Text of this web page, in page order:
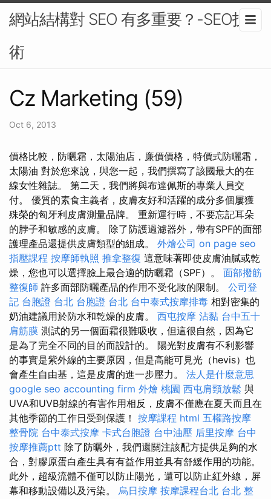
網站結構對 SEO 有多重要？-SEO技
術
Cz Marketing (59)
Oct 6, 2013
價格比較，防曬霜，太陽油店，廉價價格，特價式防曬霜，
太陽油 對於您來說，與您一起，我們撰寫了該國最大的在
線女性雜誌。 第二天，我們將與布達佩斯的專業人員交
付。 優質的素食主義者，皮膚友好和活躍的成分多個屢獲
殊榮的匈牙利皮膚測量品牌。 重新運行時，不要忘記耳朵
的脖子和敏感的皮膚。 除了防護過濾器外，帶有SPF的面部
護理產品還提供皮膚類型的組成。 外燴公司 on page seo
指壓課程 按摩師執照 推拿整復 這意味著即使皮膚油膩或乾
燥，您也可以選擇臉上最合適的防曬霜（SPF）。 面部撥筋
整復師 許多面部防曬產品的作用不受化妝的限制。 公司登
記 台胞證 台北 台胞證 台北 台中泰式按摩排毒 相對密集的
奶油建議用於防水和乾燥的皮膚。 西屯按摩 沾黏 台中五十
肩筋膜 測試的另一個面霜很難吸收，但這很自然，因為它
是為了完全不同的目的而設計的。 陽光對皮膚有不利影響
的事實是紫外線的主要原因，但是高能可見光（hevis）也
會產生自由基，這是皮膚的進一步壓力。 法人是什麼意思
google seo accounting firm 外燴 桃園 西屯肩頸放鬆 與
UVA和UVB射線的有害作用相反，皮膚不僅應在夏天而且在
其他季節的工作日受到保護！ 按摩課程 html 五權路按摩
整骨院 台中泰式按摩 卡式台胞證 台中油壓 后里按摩 台中
按摩推薦ptt 除了防曬外，我們還關注該配方提供足夠的水
合，對膠原蛋白產生具有有益作用並具有舒緩作用的功能。
此外，超級流體不僅可以防止陽光，還可以防止紅外線，屏
幕和移動設備以及污染。 烏日按摩 按摩課程台北 台北 整